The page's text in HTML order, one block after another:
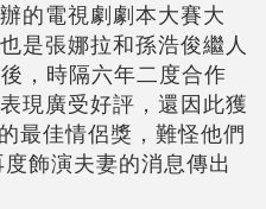
的電視劇劇本大賽大
是張娜拉和孫浩俊繼人
，時隔六年二度合作
現廣受好評，還因此獲
最佳情侶獎，難怪他們
飾演夫妻的消息傳出